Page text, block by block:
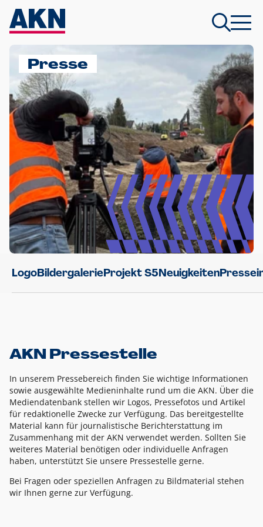
Presse
LogoBildergalerieProjekt S5Neuigkeiten
AKN Pressestelle
In unserem Pressebereich finden Sie wichtige Informationen
sowie ausgewählte Medieninhalte rund um die AKN. Über die
Mediendatenbank stellen wir Logos, Pressefotos und Artikel
für redaktionelle Zwecke zur Verfügung. Das bereitgestellte
Material kann für journalistische Berichterstattung im
Zusammenhang mit der AKN verwendet werden. Sollten Sie
weiteres Material benötigen oder individuelle Anfragen
haben, unterstützt Sie unsere Pressestelle gerne.
Bei Fragen oder speziellen Anfragen zu Bildmaterial stehen
wir Ihnen gerne zur Verfügung.